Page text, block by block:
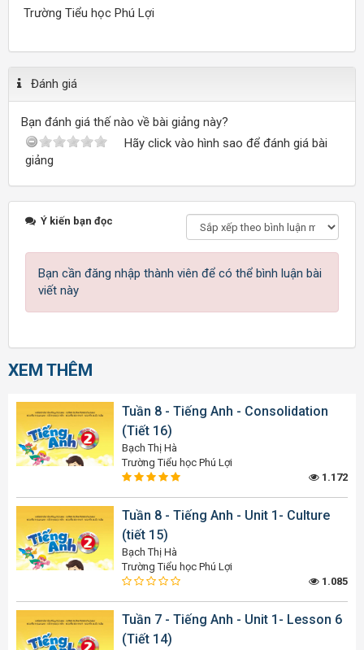
Trường Tiểu học Phú Lợi
Đánh giá
Bạn đánh giá thế nào về bài giảng này?
Hãy click vào hình sao để đánh giá bài
giảng
Ý kiến bạn đọc
Bạn cần đăng nhập thành viên để có thể bình luận bài
viết này
XEM THÊM
Tuần 8 - Tiếng Anh - Consolidation
(Tiết 16)
Bạch Thị Hà
Trường Tiểu học Phú Lợi
1.172
Tuần 8 - Tiếng Anh - Unit 1- Culture
(tiết 15)
Bạch Thị Hà
Trường Tiểu học Phú Lợi
1.085
Tuần 7 - Tiếng Anh - Unit 1- Lesson 6
(Tiết 14)